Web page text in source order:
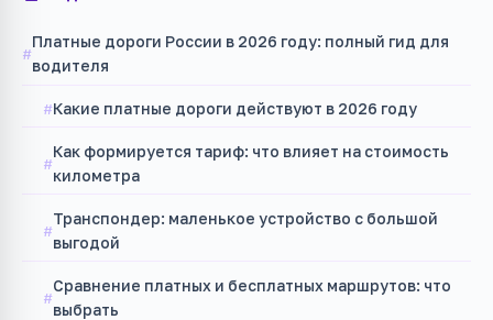
Платные дороги России в 2026 году: полный гид для
водителя
Какие платные дороги действуют в 2026 году
Как формируется тариф: что влияет на стоимость
километра
Транспондер: маленькое устройство с большой
выгодой
Сравнение платных и бесплатных маршрутов: что
выбрать